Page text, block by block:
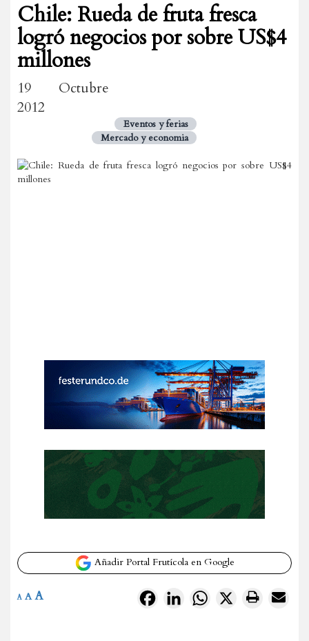
Chile: Rueda de fruta fresca
logró negocios por sobre US$4
millones
19 Octubre
2012
Eventos y ferias
Mercado y economia
Añadir Portal Frutícola en Google
FacebookLinkedInWhatsApp
X
A A A